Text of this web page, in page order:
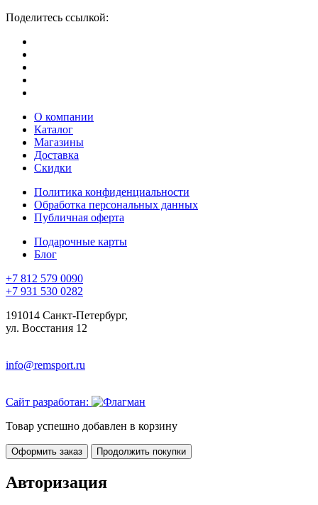
Поделитесь ссылкой:
О компании
Каталог
Магазины
Доставка
Скидки
Политика конфиденциальности
Обработка персональных данных
Публичная оферта
Подарочные карты
Блог
+7 812 579 0090
+7 931 530 0282
191014 Санкт-Петербург,
ул. Восстания 12
info@remsport.ru
Сайт разработан:
Товар успешно добавлен в корзину
Оформить заказ Продолжить покупки
Авторизация